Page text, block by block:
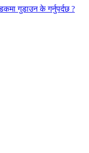
गुडाउन के गर्नुपर्दछ ?